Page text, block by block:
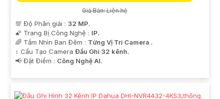
Giá Bán: Liên hệ
💯 Độ Phân giải : 32 MP.
🌠 Trang Bị Công Nghệ : IP.
🌈 Tầm Nhìn Ban Đêm : Từng Vị Trí Camera .
↕️ Cấu Tạo Camera Đầu Ghi 32 kênh.
️📢 Đặt Điểm : Công Nghệ AI.